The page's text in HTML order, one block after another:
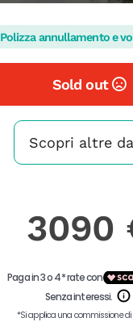
Polizza annullamento e
Sold out
Scopri altre
3090